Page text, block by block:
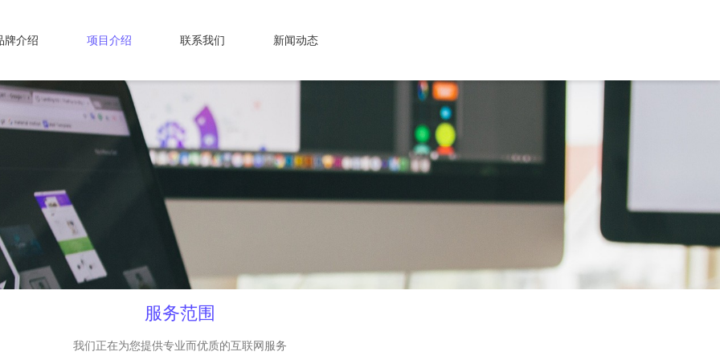
牌介绍 项目介绍 联系我们 新闻动态
服务范围
我们正在为您提供专业而优质的互联网服务